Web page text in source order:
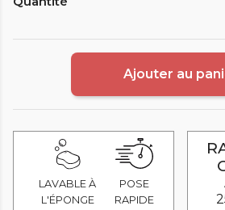
Ajouter au
LAVABLE À
L'ÉPONGE
POSE
RAPIDE